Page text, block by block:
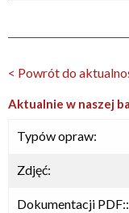
< Powrót do
Aktualnie w naszej
Typów opraw:
Zdjęć:
Dokumentacji PDF::